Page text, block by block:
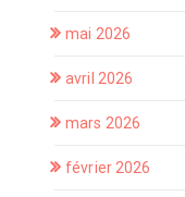
mai 2026
avril 2026
mars 2026
février 2026